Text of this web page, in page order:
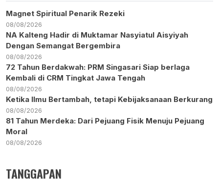
Magnet Spiritual Penarik Rezeki
08/08/2026
NA Kalteng Hadir di Muktamar Nasyiatul Aisyiyah
Dengan Semangat Bergembira
08/08/2026
72 Tahun Berdakwah: PRM Singasari Siap berlaga
Kembali di CRM Tingkat Jawa Tengah
08/08/2026
Ketika Ilmu Bertambah, tetapi Kebijaksanaan Berkurang
08/08/2026
81 Tahun Merdeka: Dari Pejuang Fisik Menuju Pejuang
Moral
08/08/2026
TANGGAPAN